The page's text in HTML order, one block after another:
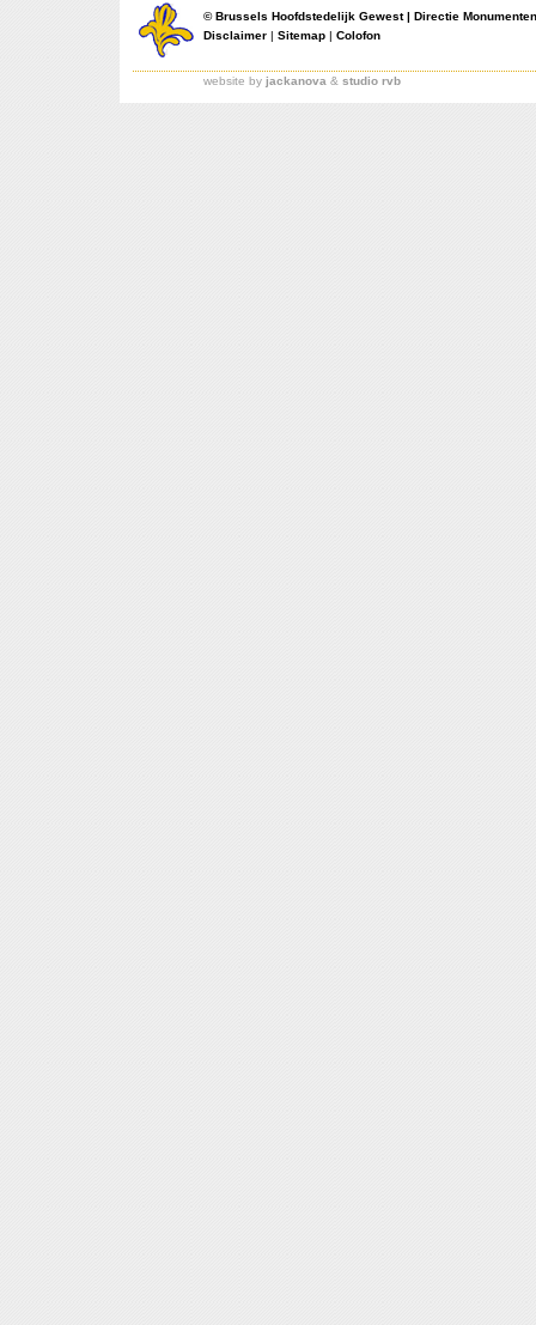
©Brussels Hoofdstedelijk Gewest| Directie
Disclaimer | Sitemap | Colofon
website by jackanova & studio rvb